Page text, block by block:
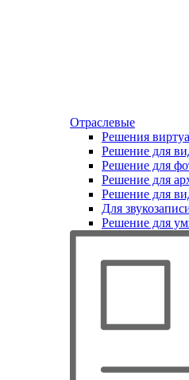
Отраслевые
Решения
Решение для
Решение для
Решение для
Решение для
Для
Решение для